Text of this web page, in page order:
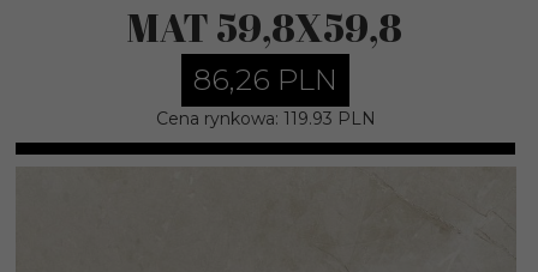
MAT 59,8X59,8
86,26 PLN
Cena rynkowa: 119.93 PLN